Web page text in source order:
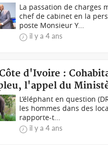
La passation de charges
chef de cabinet en la
poste Monsieur Y...
il y a 4 ans
d'Ivoire :
l'appel du
L’éléphant en question
les hommes dans des
rapporte-t...
il y a 4 ans